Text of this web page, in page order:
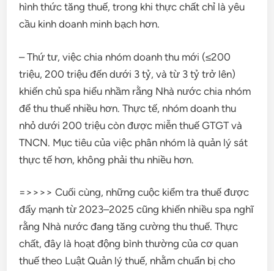
hình thức tăng thuế, trong khi thực chất chỉ là yêu
cầu kinh doanh minh bạch hơn.
– Thứ tư, việc chia nhóm doanh thu mới (≤200
triệu, 200 triệu đến dưới 3 tỷ, và từ 3 tỷ trở lên)
khiến chủ spa hiểu nhầm rằng Nhà nước chia nhóm
để thu thuế nhiều hơn. Thực tế, nhóm doanh thu
nhỏ dưới 200 triệu còn được miễn thuế GTGT và
TNCN. Mục tiêu của việc phân nhóm là quản lý sát
thực tế hơn, không phải thu nhiều hơn.
=>>>> Cuối cùng, những cuộc kiểm tra thuế được
đẩy mạnh từ 2023–2025 cũng khiến nhiều spa nghĩ
rằng Nhà nước đang tăng cường thu thuế. Thực
chất, đây là hoạt động bình thường của cơ quan
thuế theo Luật Quản lý thuế, nhằm chuẩn bị cho